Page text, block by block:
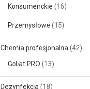
Konsumenckie (16)
Przemysłowe (15)
Chemia profesjonalna (42)
Goliat PRO (13)
Dezynfekcja (18)